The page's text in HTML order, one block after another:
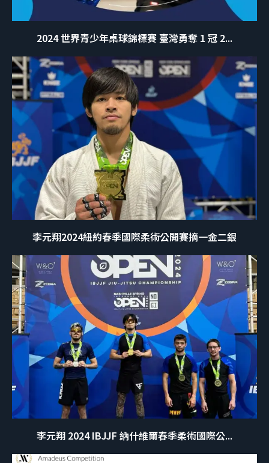
2024 世界青少年桌球錦標賽 臺灣勇奪 1 冠 2...
李元翔2024紐約春季國際柔術公開賽摘一金二銀
李元翔 2024 IBJJF 納什維爾春季柔術國際公...